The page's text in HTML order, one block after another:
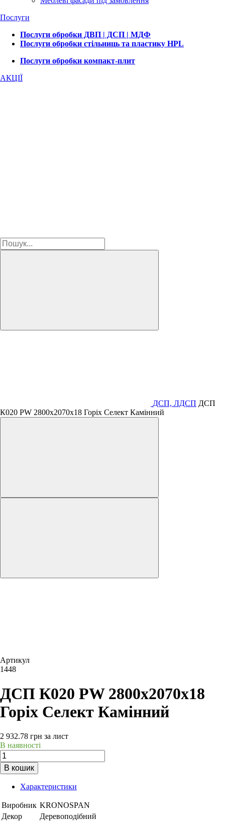
Послуги
Послуги обробки ДВП | ДСП | МДФ
Послуги обробки стільниць та пластику HPL
Послуги обробки компакт-плит
АКЦІЇ
ДСП, ЛДСП ДСП
К020 PW 2800х2070х18 Горіх Селект Камінний
Артикул
1448
ДСП К020 PW 2800х2070х18
Горіх Селект Камінний
2 932.78 грн за лист
В наявності
В кошик
Характеристики
Виробник KRONOSPAN
Декор
Деревоподібний